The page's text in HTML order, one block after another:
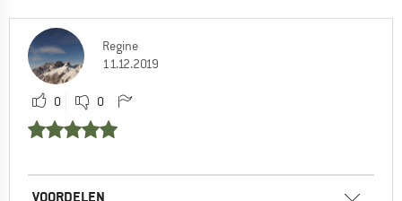
Regine
11.12.2019
0 0
VOORDELEN